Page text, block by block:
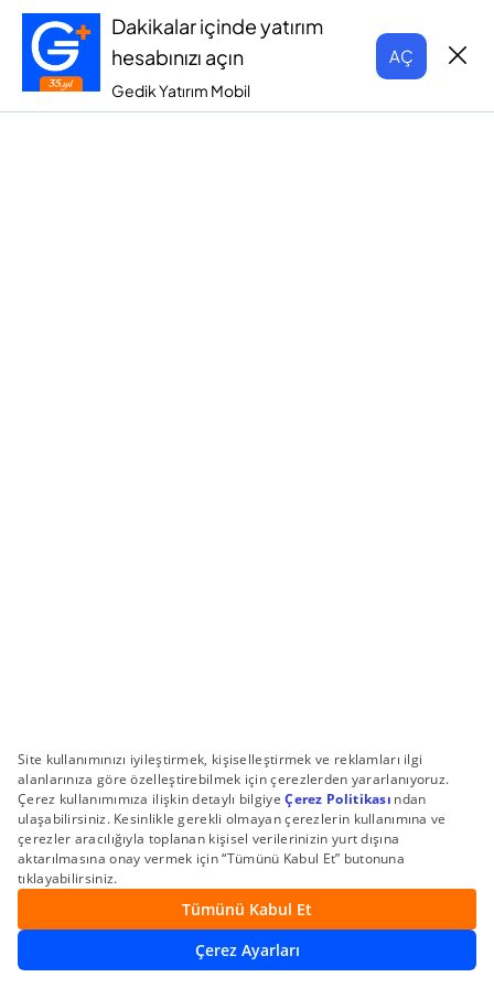
Dakikalar içinde yatırım
hesabınızı açın
Gedik Yatırım Mobil
AÇ